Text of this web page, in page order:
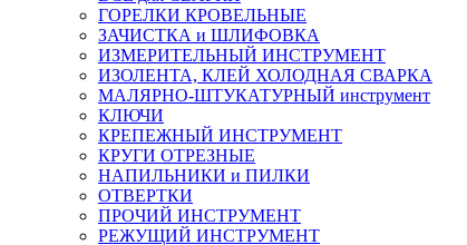
ГОРЕЛКИ КРОВЕЛЬНЫЕ
ЗАЧИСТКА и ШЛИФОВКА
ИЗМЕРИТЕЛЬНЫЙ ИНСТРУМЕНТ
ИЗОЛЕНТА, КЛЕЙ ХОЛОДНАЯ СВАРКА
МАЛЯРНО-ШТУКАТУРНЫЙ инструмент
КЛЮЧИ
КРЕПЕЖНЫЙ ИНСТРУМЕНТ
КРУГИ ОТРЕЗНЫЕ
НАПИЛЬНИКИ и ПИЛКИ
ОТВЕРТКИ
ПРОЧИЙ ИНСТРУМЕНТ
РЕЖУЩИЙ ИНСТРУМЕНТ